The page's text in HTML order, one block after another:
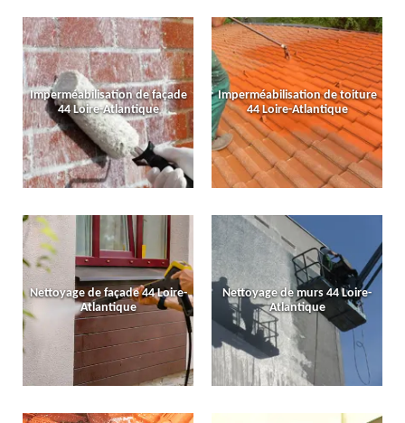
Imperméabilisation de façade
44 Loire-Atlantique
Imperméabilisation de toiture
44 Loire-Atlantique
Nettoyage de façade 44 Loire-
Atlantique
Nettoyage de murs 44 Loire-
Atlantique